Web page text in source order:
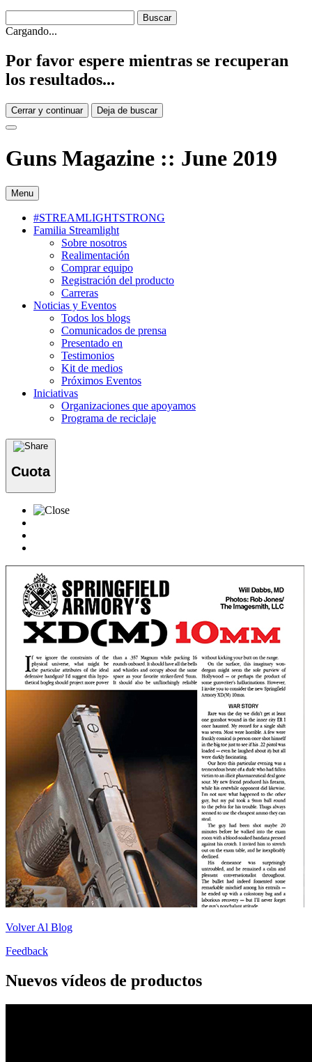
Cargando...
Por favor espere mientras se recuperan
los resultados...
Cerrar y continuar Deja de buscar
Guns Magazine :: June 2019
Menu
#STREAMLIGHTSTRONG
Familia Streamlight
Sobre nosotros
Realimentación
Comprar equipo
Registración del producto
Carreras
Noticias y Eventos
Todos los blogs
Comunicados de prensa
Presentado en
Testimonios
Kit de medios
Próximos Eventos
Iniciativas
Organizaciones que apoyamos
Programa de reciclaje
Cuota
Volver Al Blog
Feedback
Nuevos vídeos de productos